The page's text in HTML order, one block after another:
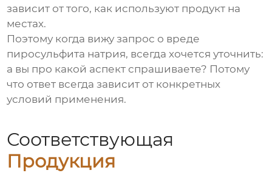
зависит от того, как используют продукт на
местах.
Поэтому когда вижу запрос о вреде
пиросульфита натрия, всегда хочется уточнить:
а вы про какой аспект спрашиваете? Потому
что ответ всегда зависит от конкретных
условий применения.
Соответствующая
Продукция